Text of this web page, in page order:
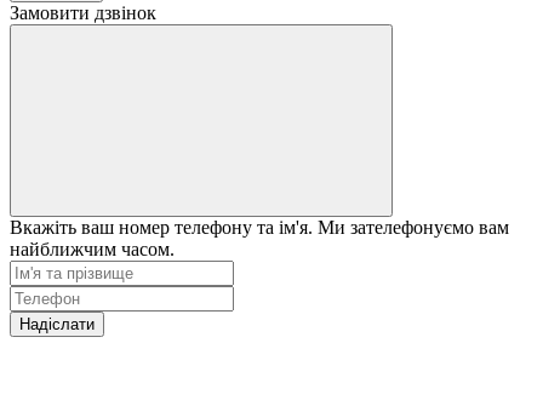
Замовити дзвінок
Вкажіть ваш номер телефону та ім'я. Ми зателефонуємо вам
найближчим часом.
Надіслати